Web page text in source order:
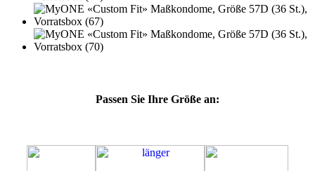
Passen Sie Ihre Größe an: